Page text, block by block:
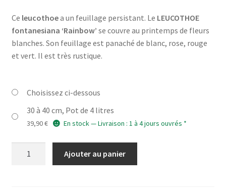
Ce leucothoea un feuillage persistant. Le LEUCOTHOE
fontanesiana ‘Rainbow’ se couvre au printemps de fleurs
blanches. Son feuillage est panaché de blanc, rose, rouge
et vert. Il est très rustique.
Choisissez ci-dessous
30 à 40 cm, Pot de 4 litres
39,90€ En stock — Livraison : 1 à 4 jours ouvrés *
Ajouter au panier